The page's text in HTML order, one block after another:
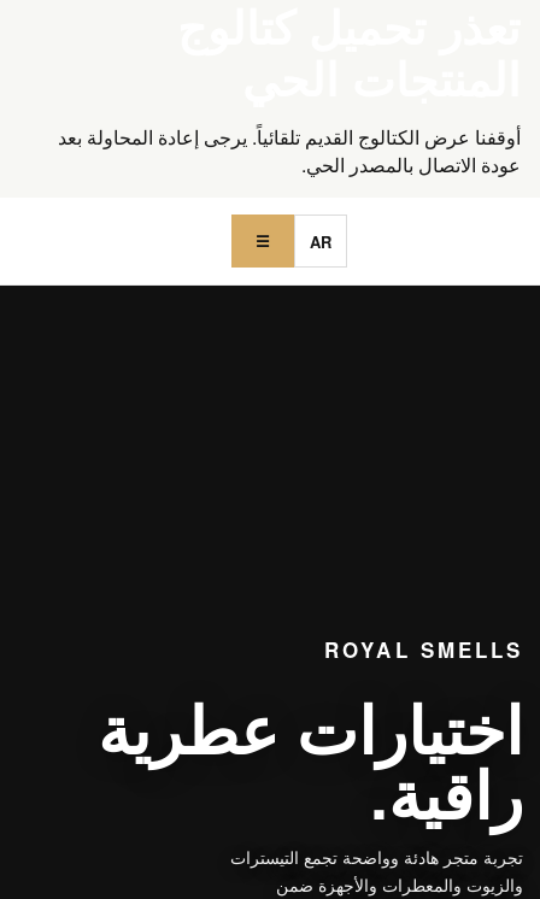
أوقفنا عرض الكتالوج القديم تلقائياً. يرجى إعادة المحاولة بعد
عودة الاتصال بالمصدر الحي.
AR
☰
ROYAL SMELLS
اختيارات عطرية
راقية.
تجربة متجر هادئة وواضحة تجمع التيسترات
والزيوت والمعطرات والأجهزة ضمن